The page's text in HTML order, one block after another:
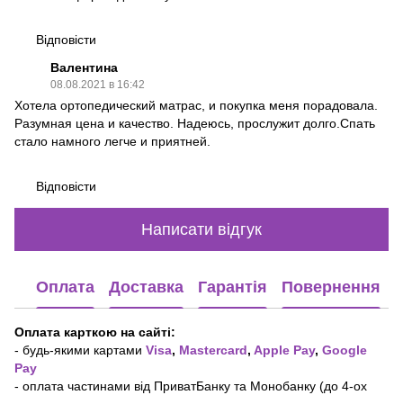
Відповісти
Валентина
08.08.2021 в 16:42
Хотела ортопедический матрас, и покупка меня порадовала.
Разумная цена и качество. Надеюсь, прослужит долго.Спать
стало намного легче и приятней.
Відповісти
Написати відгук
Оплата Доставка Гарантія Повернення
Оплата карткою на сайті:
- будь-якими картами Visa, Mastercard, Apple Pay, Google
Pay
- оплата частинами від ПриватБанку та Монобанку (до 4-ох